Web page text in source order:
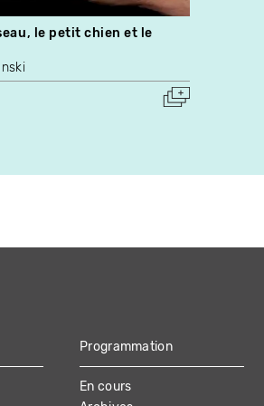
le petit chien et le
Programmation
En cours